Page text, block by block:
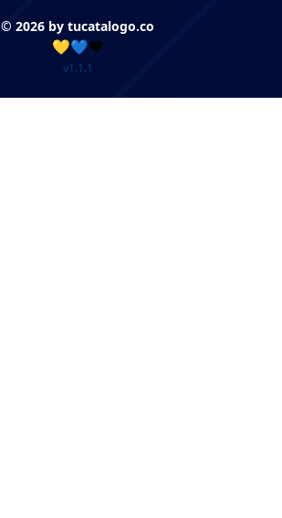
© 2026 by tucatalogo.co
💛💙❤️
v1.1.1